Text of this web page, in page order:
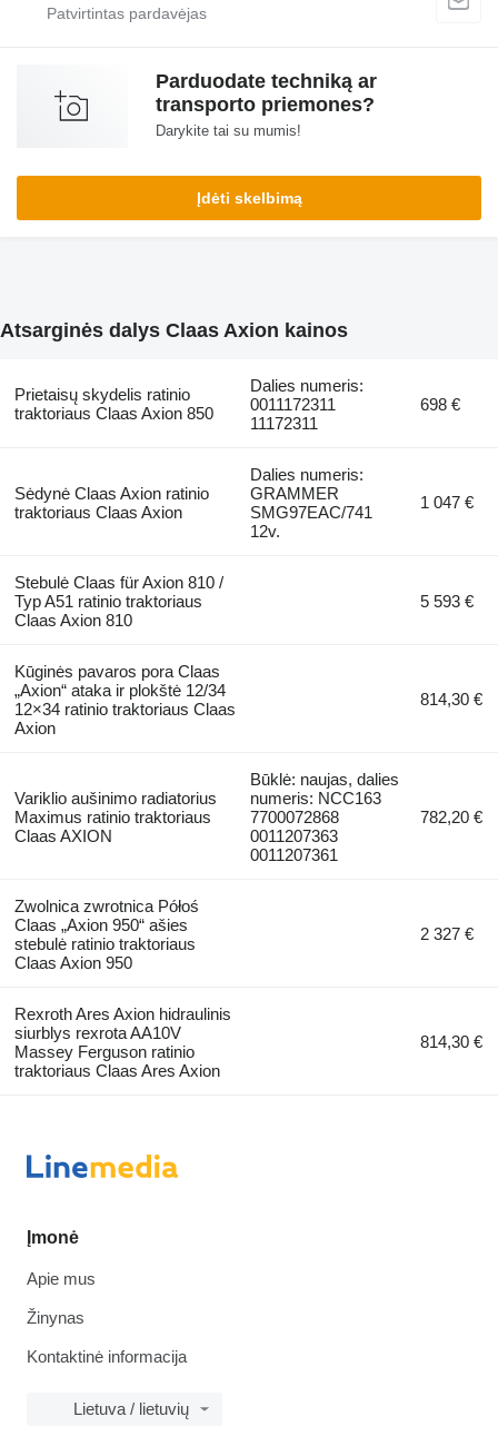
Parduodate techniką ar
transporto priemones?
Darykite tai su mumis!
Įdėti skelbimą
Atsarginės dalys Claas Axion kainos
Prietaisų skydelis ratinio
traktoriaus Claas Axion 850
Dalies numeris:
0011172311
11172311
698 €
Sėdynė Claas Axion ratinio
traktoriaus Claas Axion
Dalies numeris:
GRAMMER
SMG97EAC/741
12v.
1 047 €
Stebulė Claas für Axion 810 /
Typ A51 ratinio traktoriaus
Claas Axion 810
5 593 €
Kūginės pavaros pora Claas
„Axion“ ataka ir plokštė 12/34
12×34 ratinio traktoriaus Claas
Axion
814,30 €
Variklio aušinimo radiatorius
Maximus ratinio traktoriaus
Claas AXION
Būklė: naujas, dalies
numeris: NCC163
7700072868
0011207363
0011207361
782,20 €
Zwolnica zwrotnica Półoś
Claas „Axion 950“ ašies
stebulė ratinio traktoriaus
Claas Axion 950
2 327 €
Rexroth Ares Axion hidraulinis
siurblys rexrota AA10V
Massey Ferguson ratinio
traktoriaus Claas Ares Axion
814,30 €
Įmonė
Apie mus
Žinynas
Kontaktinė informacija
Lietuva / lietuvių